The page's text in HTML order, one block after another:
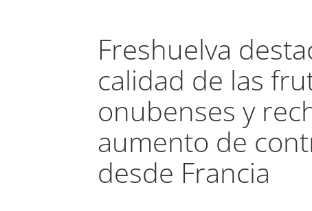
Freshuelva
calidad de las
onubenses y
aumento de
desde Francia